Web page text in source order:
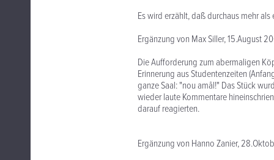
Es wird erzählt, daß durchaus mehr
Ergänzung von Max Siller, 15.August
Die Aufforderung zum abermaligen
Erinnerung aus Studentenzeiten
ganze Saal: "nou amål!" Das Stück
wieder laute Kommentare
darauf reagierten.
Ergänzung von Hanno Zanier,